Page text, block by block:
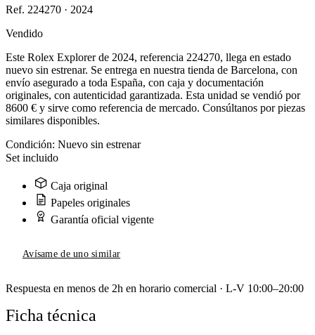
Ref. 224270 · 2024
Vendido
Este Rolex Explorer de 2024, referencia 224270, llega en estado
nuevo sin estrenar. Se entrega en nuestra tienda de Barcelona, con
envío asegurado a toda España, con caja y documentación
originales, con autenticidad garantizada. Esta unidad se vendió por
8600 € y sirve como referencia de mercado. Consúltanos por piezas
similares disponibles.
Condición: Nuevo sin estrenar
Set incluido
Caja original
Papeles originales
Garantía oficial vigente
Avísame de uno similar
Respuesta en menos de 2h en horario comercial · L-V 10:00–20:00
Ficha técnica